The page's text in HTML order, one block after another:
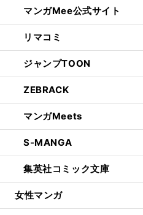
マンガMee公式サイト
リマコミ
ジャンプTOON
ZEBRACK
マンガMeets
S-MANGA
集英社コミック文庫
女性マンガ